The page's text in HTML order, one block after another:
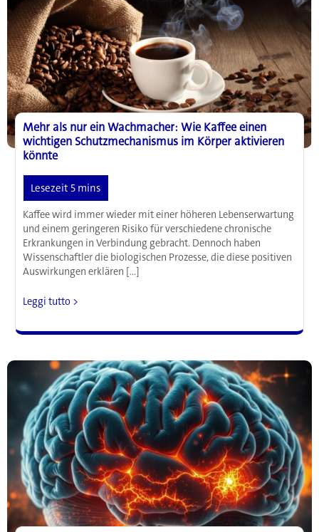
Mehr als nur ein Wachmacher: Wie Kaffee einen
wichtigen Schutzmechanismus im Körper aktivieren
könnte
Kaffee wird immer wieder mit einer höheren Lebenserwartung
und einem geringeren Risiko für verschiedene chronische
Erkrankungen in Verbindung gebracht. Dennoch haben
Wissenschaftler die biologischen Prozesse, die diese positiven
Auswirkungen erklären […]
Mehr
nur
Wachmacher:
Kaffee
einen
wichtigen
Schutzmechanismus
im
Körper
aktivieren
könnte
Leggi tutto >